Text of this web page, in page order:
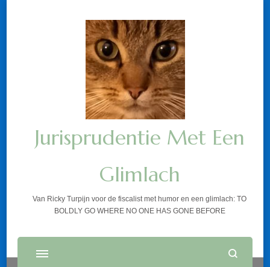
Jurisprudentie Met Een
Glimlach
Van Ricky Turpijn voor de fiscalist met humor en een glimlach: TO
BOLDLY GO WHERE NO ONE HAS GONE BEFORE